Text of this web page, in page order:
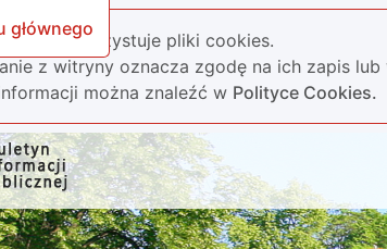
głównego
wykorzystuje pliki cookies.
z witryny oznacza zgodę na ich zapis lub
można znaleźć w Polityce Cookies.